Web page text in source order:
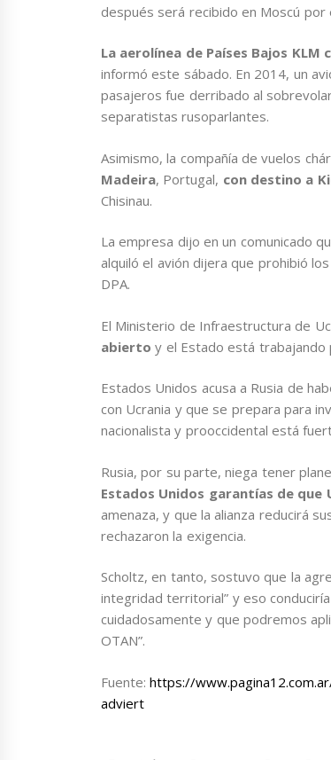
después será recibido en Moscú por
La aerolínea de Países Bajos
informó este sábado. En 2014, un
pasajeros fue derribado al
separatistas rusoparlantes.
Asimismo, la compañía de vuelos
Madeira, Portugal, con destino a
Chisinau.
La empresa dijo en un comunicado
alquiló el avión dijera que prohibió
DPA.
El Ministerio de Infraestructura de
abierto y el Estado está trabajando
Estados Unidos acusa a Rusia de
con Ucrania y que se prepara para
nacionalista y prooccidental está
Rusia, por su parte, niega tener
Estados Unidos garantías de que
amenaza, y que la alianza reducirá
rechazaron la exigencia.
Scholtz, en tanto, sostuvo que la
integridad territorial” y eso
cuidadosamente y que podremos
OTAN”.
Fuente:https://
adviert